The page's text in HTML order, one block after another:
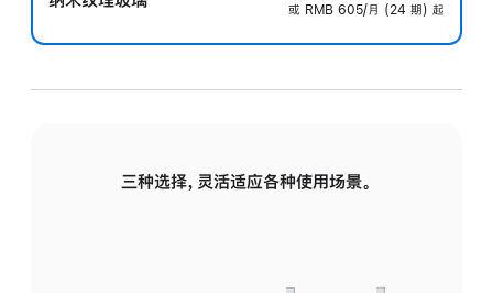
或 RMB 605/月 (24 期) 起
三种选择，灵活适应各种使用场景。